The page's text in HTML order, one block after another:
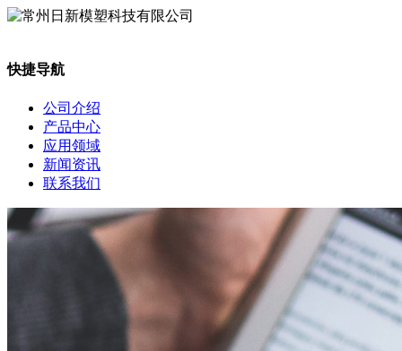
快捷导航
公司介绍
产品中心
应用领域
新闻资讯
联系我们